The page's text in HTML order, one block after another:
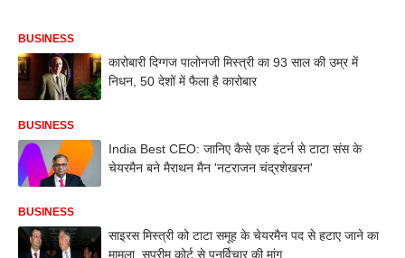
BUSINESS
कारोबारी दिग्गज पालोनजी मिस्त्री का 93 साल की उम्र में
निधन, 50 देशों में फैला है कारोबार
BUSINESS
India Best CEO: जानिए कैसे एक इंटर्न से टाटा संस के
चेयरमैन बने मैराथन मैन 'नटराजन चंद्रशेखरन'
BUSINESS
साइरस मिस्त्री को टाटा समूह के चेयरमैन पद से हटाए जाने का
मामला, सुप्रीम कोर्ट से पुनर्विचार की मांग